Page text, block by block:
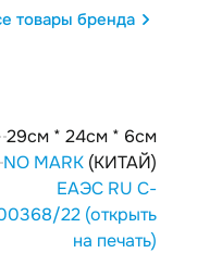
товары бренда
29см * 24см * 6см
NO MARK(КИТАЙ)
ЕАЭС RU С-
22 (открыть
на печать)